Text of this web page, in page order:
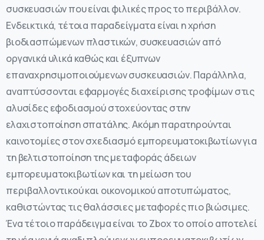
συσκευασιών που είναι φιλικές προς το περιβάλλον.
Ενδεικτικά, τέτοια παραδείγματα είναι η χρήση
βιοδιασπώμενων πλαστικών, συσκευασιών από
οργανικά υλικά καθώς και έξυπνων
επαναχρησιμοποιούμενων συσκευασιών. Παράλληλα,
αναπτύσσονται εφαρμογές διαχείρισης τροφίμων στις
αλυσίδες εφοδιασμού στοχεύοντας στην
ελαχιστοποίηση σπατάλης. Ακόμη παρατηρούνται
καινοτομίες στον σχεδιασμό εμπορευματοκιβωτίων για
τη βελτιστοποίηση της μεταφοράς άδειων
εμπορευματοκιβωτίων και τη μείωση του
περιβαλλοντικού και οικονομικού αποτυπώματος,
καθιστώντας τις θαλάσσιες μεταφορές πιο βιώσιμες.
Ένα τέτοιο παράδειγμα είναι το Zbox το οποίο αποτελεί